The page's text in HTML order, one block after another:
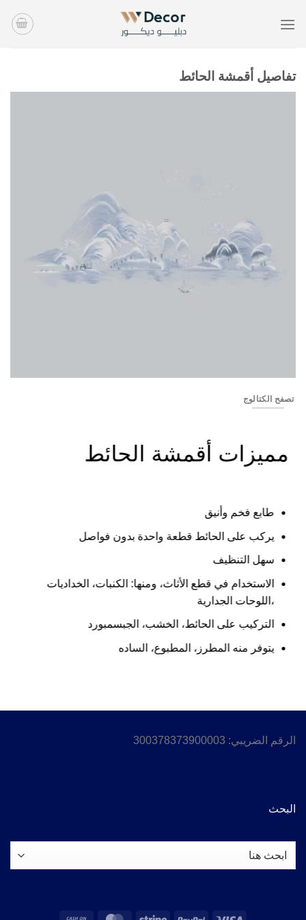
للمحتوى
تفاصيل أقمشة الحائط
تصفح الكتالوج
مميزات أقمشة الحائط
طابع فخم وأنيق
يركب على الحائط قطعة واحدة بدون فواصل
سهل التنظيف
الاستخدام في قطع الأثاث، ومنها: الكنبات، الخداديات
،اللوحات الجدارية
التركيب على الحائط، الخشب، الجبسمبورد
يتوفر منه المطرز، المطبوع، الساده
الرقم الضريبي: 300378373900003
البحث